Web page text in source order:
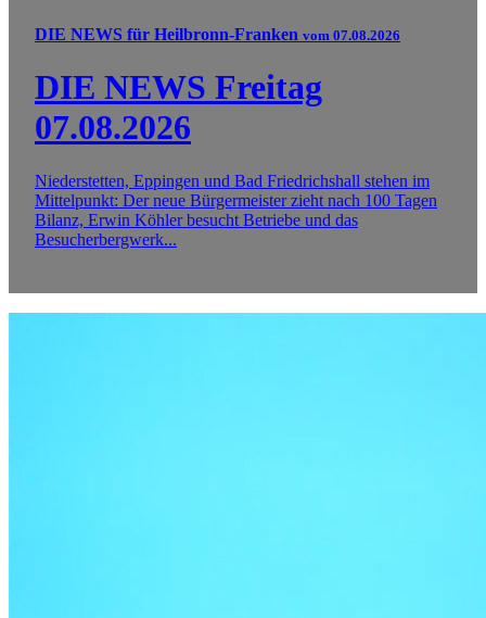
DIE NEWS für Heilbronn-Franken vom 07.08.2026
DIE NEWS Freitag
07.08.2026
Niederstetten, Eppingen und Bad Friedrichshall stehen im
Mittelpunkt: Der neue Bürgermeister zieht nach 100 Tagen
Bilanz, Erwin Köhler besucht Betriebe und das
Besucherbergwerk...